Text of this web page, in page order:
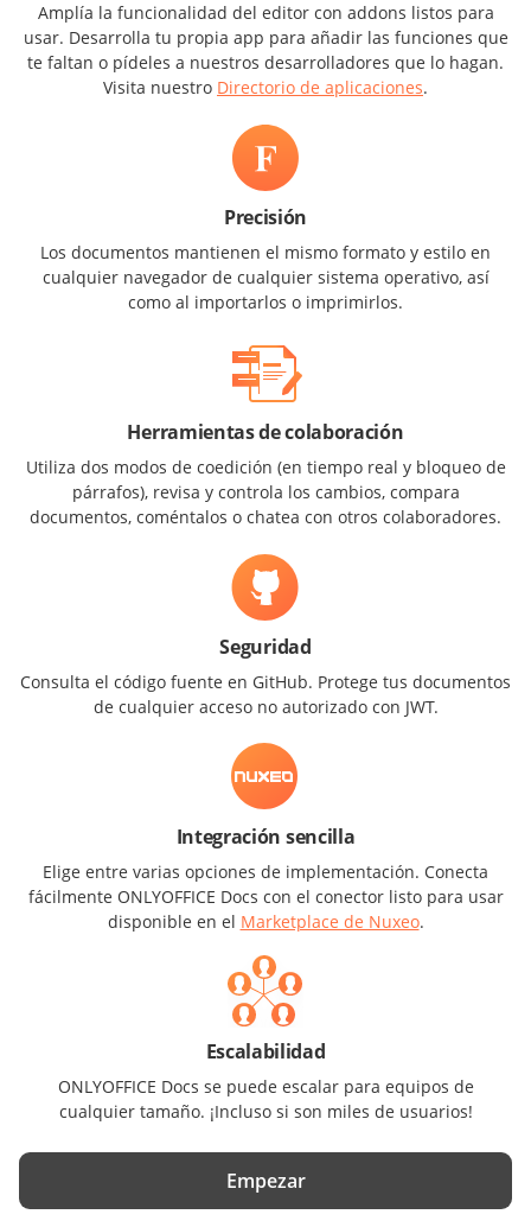
Amplía la funcionalidad del editor con addons listos para
usar. Desarrolla tu propia app para añadir las funciones que
te faltan o pídeles a nuestros desarrolladores que lo hagan.
Visita nuestro Directorio de aplicaciones.
Precisión
Los documentos mantienen el mismo formato y estilo en
cualquier navegador de cualquier sistema operativo, así
como al importarlos o imprimirlos.
Herramientas de colaboración
Utiliza dos modos de coedición (en tiempo real y bloqueo de
párrafos), revisa y controla los cambios, compara
documentos, coméntalos o chatea con otros colaboradores.
Seguridad
Consulta el código fuente en GitHub. Protege tus documentos
de cualquier acceso no autorizado con JWT.
Integración sencilla
Elige entre varias opciones de implementación. Conecta
fácilmente ONLYOFFICE Docs con el conector listo para usar
disponible en el Marketplace de Nuxeo.
Escalabilidad
ONLYOFFICE Docs se puede escalar para equipos de
cualquier tamaño. ¡Incluso si son miles de usuarios!
Empezar